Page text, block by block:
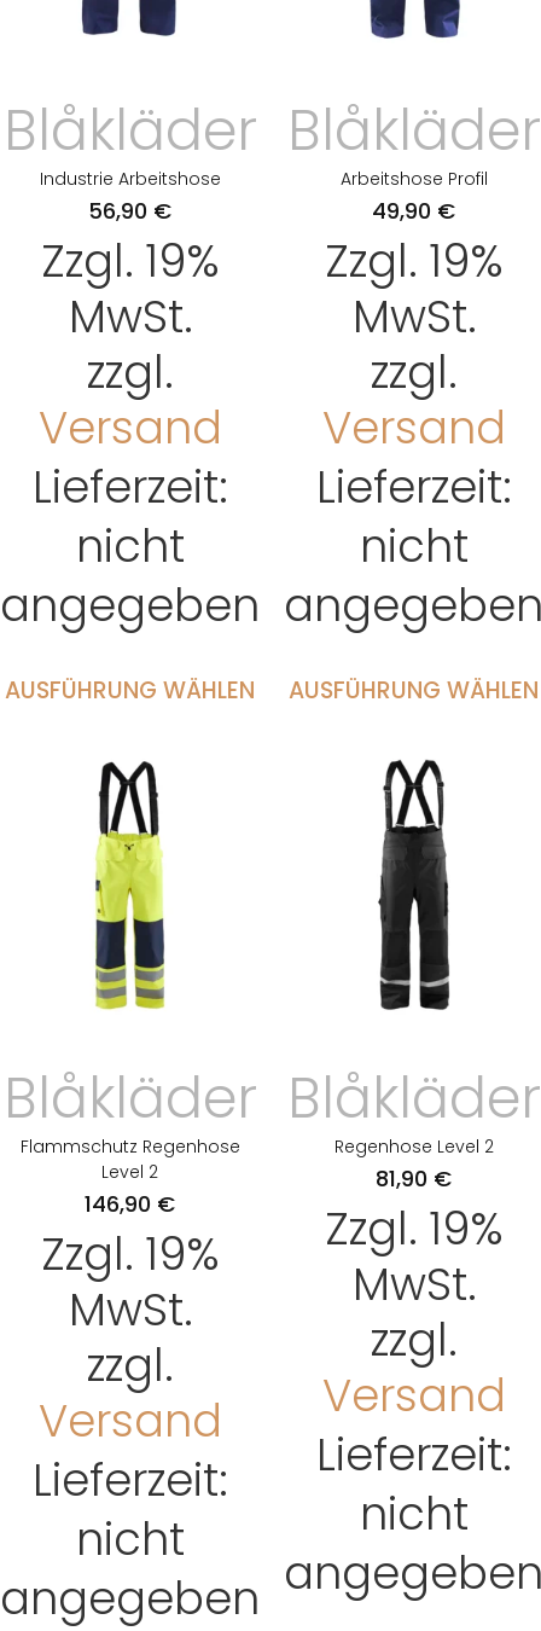
Blåkläder
Industrie Arbeitshose
56,90 €
Zzgl. 19%
MwSt.
zzgl.
Versand
Lieferzeit:
nicht
angegeben
AUSFÜHRUNG WÄHLEN
Blåkläder
Arbeitshose Profil
49,90 €
Zzgl. 19%
MwSt.
zzgl.
Versand
Lieferzeit:
nicht
AUSFÜHRUNG WÄHLEN
Blåkläder
Flammschutz Regenhose
Level 2
146,90 €
Zzgl. 19%
MwSt.
zzgl.
Versand
Lieferzeit:
nicht
angegeben
Blåkläder
Regenhose Level 2
81,90 €
Zzgl. 19%
MwSt.
zzgl.
Versand
Lieferzeit:
nicht